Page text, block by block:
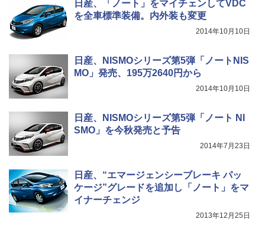
日産、「ノート」をマイチェンしてVDC
を全車標準装備。内外装も変更
2014年10月10日
日産、NISMOシリーズ第5弾「ノートNIS
MO」発売、195万2640円から
2014年10月10日
日産、NISMOシリーズ第5弾「ノート NI
SMO」を今秋発売と予告
2014年7月23日
日産、“エマージェンシーブレーキ パッ
ケージ”グレードを追加し「ノート」をマ
イナーチェンジ
2013年12月25日